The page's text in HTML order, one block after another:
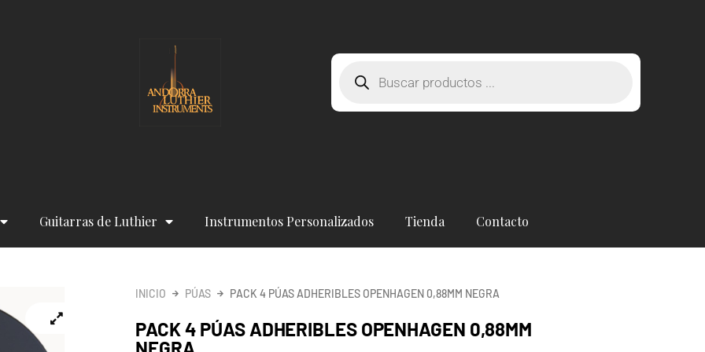
Búsqueda
productos
Guitarras de Luthier Instrumentos Personalizados Tienda Contacto
INICIO PÚAS PACK 4 PÚAS ADHERIBLES OPENHAGEN 0,88MM NEGRA
PACK 4 PÚAS ADHERIBLES OPENHAGEN 0,88MM